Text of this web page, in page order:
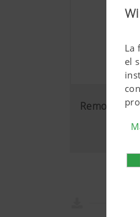
La
el
Remolques